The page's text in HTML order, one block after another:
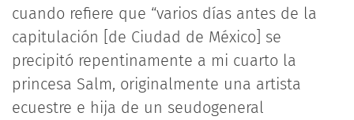
cuando refiere que “varios días antes de la
capitulación [de Ciudad de México] se
precipitó repentinamente a mi cuarto la
princesa Salm, originalmente una artista
ecuestre e hija de un seudogeneral